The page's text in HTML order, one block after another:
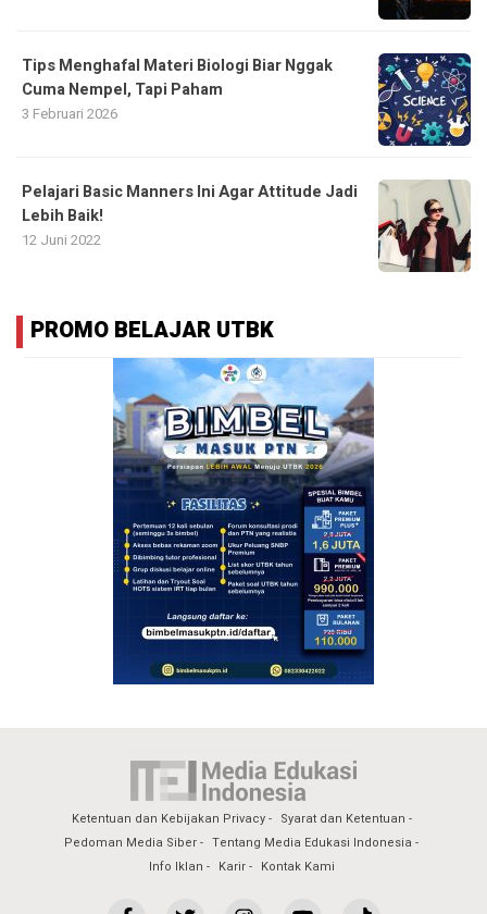
Tips Menghafal Materi Biologi Biar Nggak
Cuma Nempel, Tapi Paham
3 Februari 2026
Pelajari Basic Manners Ini Agar Attitude Jadi
Lebih Baik!
12 Juni 2022
PROMO BELAJAR UTBK
Ketentuan dan Kebijakan Privacy
Syarat dan Ketentuan
Pedoman Media Siber
Tentang Media Edukasi Indonesia
Info Iklan
Karir Kontak Kami